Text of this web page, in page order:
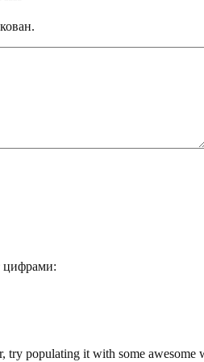
цифрами:
try populating it with some awesome